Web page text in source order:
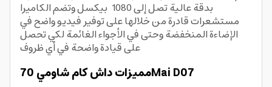
بدقة عالية تصل إلى1080 بيكسل وتضم الكاميرا
مستشعرات قادرة من خلالها على توفير فيديو واضح في
الإضاءة المنخفضة وحتى في الأجواء الغائمة لكي تحصل
على قيادة واضحة في أي ظروف
مميزات داش كام شاومي 70Mai D07